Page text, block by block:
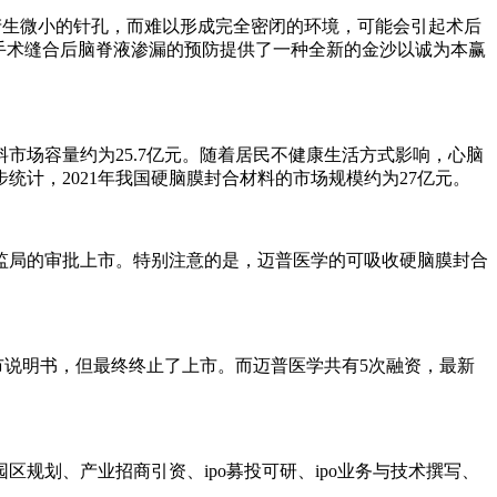
微小的针孔，而难以形成完全密闭的环境，可能会引起术后
缝合后脑脊液渗漏的预防提供了一种全新的金沙以诚为本赢
场容量约为25.7亿元。随着居民不健康生活方式影响，心脑
计，2021年我国硬脑膜封合材料的市场规模约为27亿元。
的审批上市。特别注意的是，迈普医学的可吸收硬脑膜封合
明书，但最终终止了上市。而迈普医学共有5次融资，最新
规划、产业招商引资、ipo募投可研、ipo业务与技术撰写、